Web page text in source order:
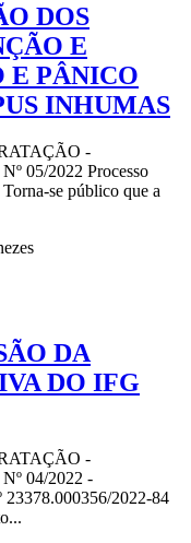
DOS
E
E PÂNICO
INHUMAS
-
05/2022 Processo
se público que a
DA
DO IFG
-
04/2022 -
2022-84